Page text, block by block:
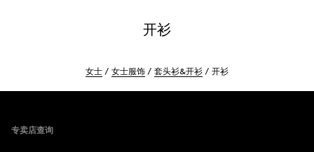
开衫
女士 女士服饰 套头衫&开衫 开衫
专卖店查询